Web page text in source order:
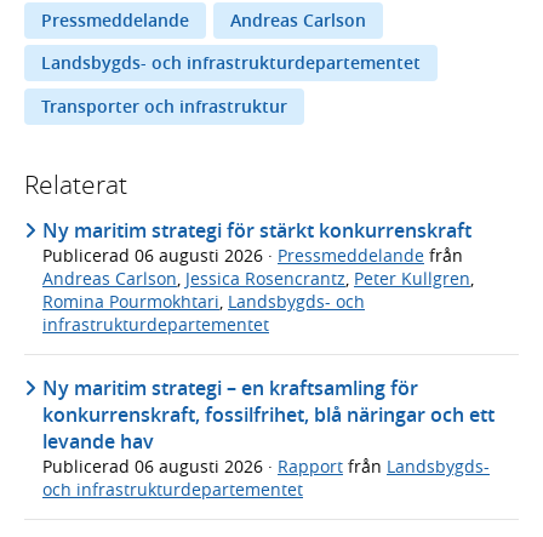
Pressmeddelande
Andreas Carlson
Landsbygds- och infrastrukturdepartementet
Transporter och infrastruktur
Relaterat
Ny maritim strategi för stärkt konkurrenskraft
Publicerad 06 augusti 2026 · Pressmeddelande från
Andreas Carlson, Jessica Rosencrantz, Peter Kullgren,
Romina Pourmokhtari, Landsbygds- och
infrastrukturdepartementet
Ny maritim strategi – en kraftsamling för
konkurrenskraft, fossilfrihet, blå näringar och ett
levande hav
Publicerad 06 augusti 2026 · Rapport från Landsbygds-
och infrastrukturdepartementet